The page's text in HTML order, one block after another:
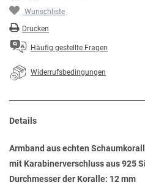
Wunschliste
Drucken
Häufig gestellte Fragen
Widerrufsbedingungen
Details
Armband aus echten
mit Karabinerverschluss aus 925
Durchmesser der Koralle: 12 mm